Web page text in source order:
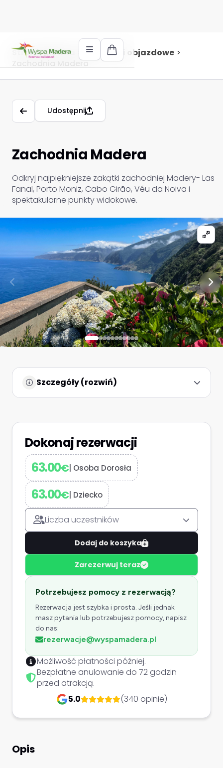
Strona główna Wycieczki objazdowe >
Zachodnia Madera
Udostępnij
Zachodnia Madera
Odkryj najpiękniejsze zakątki zachodniej Madery- Las
Fanal, Porto Moniz, Cabo Girão, Véu da Noiva i
spektakularne punkty widokowe.
Szczegóły (rozwiń)
Opis
Dokonaj rezerwacji
63.00€| Osoba Dorosła
63.00€| Dziecko
Liczba uczestników
Dodaj do koszyka
Zarezerwuj teraz
Potrzebujesz pomocy z rezerwacją?
Rezerwacja jest szybka i prosta. Jeśli jednak
masz pytania lub potrzebujesz pomocy, napisz
do nas:
rezerwacje@wyspamadera.pl
Możliwość płatności później.
Bezpłatne anulowanie do 72 godzin
przed atrakcją.
5.0
(340 opinie)